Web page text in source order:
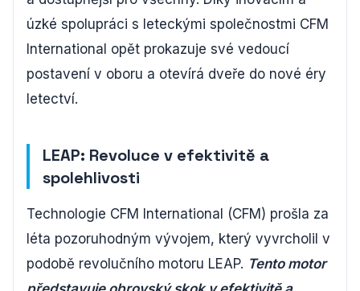
úzké spolupráci s leteckými společnostmi CFM
International opět prokazuje své vedoucí
postavení v oboru a otevírá dveře do nové éry
letectví.
LEAP: Revoluce v efektivitě a
spolehlivosti
Technologie CFM International (CFM) prošla za
léta pozoruhodným vývojem, který vyvrcholil v
podobě revolučního motoru LEAP. Tento motor